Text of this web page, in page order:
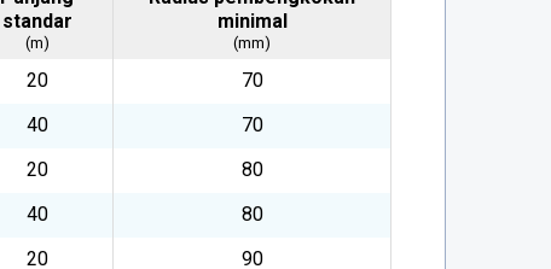
standar
(m)
minimal
(mm)
20
70
40
70
20
80
40
80
20
90